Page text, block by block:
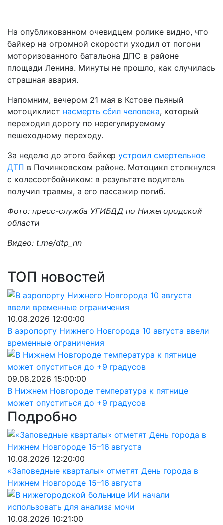
На опубликованном очевидцем ролике видно, что
байкер на огромной скорости уходил от погони
моторизованного батальона ДПС в районе
площади Ленина. Минуты не прошло, как случилась
страшная авария.
Напомним, вечером 21 мая в Кстове пьяный
мотоциклист насмерть сбил человека, который
переходил дорогу по нерегулируемому
пешеходному переходу.
За неделю до этого байкер устроил смертельное
ДТП в Починковском районе. Мотоцикл столкнулся
с колесоотбойником: в результате водитель
получил травмы, а его пассажир погиб.
Фото: пресс-служба УГИБДД по Нижегородской
области
Видео: t.me/dtp_nn
ТОП новостей
10.08.2026 12:00:00
В аэропорту Нижнего Новгорода 10 августа ввели
временные ограничения
09.08.2026 15:00:00
В Нижнем Новгороде температура к пятнице
может опуститься до +9 градусов
Подробно
10.08.2026 12:20:00
«Заповедные кварталы» отметят День города в
Нижнем Новгороде 15–16 августа
10.08.2026 10:21:00